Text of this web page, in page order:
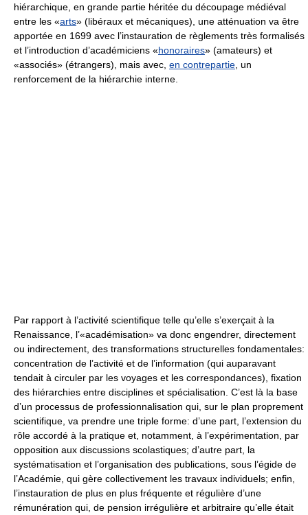
hiérarchique, en grande partie héritée du découpage médiéval
entre les «arts» (libéraux et mécaniques), une atténuation va être
apportée en 1699 avec l’instauration de règlements très formalisés
et l’introduction d’académiciens «honoraires» (amateurs) et
«associés» (étrangers), mais avec, en contrepartie , un
renforcement de la hiérarchie interne.
Par rapport à l’activité scientifique telle qu’elle s’exerçait à la
Renaissance, l’«académisation» va donc engendrer, directement
ou indirectement, des transformations structurelles fondamentales:
concentration de l’activité et de l’information (qui auparavant
tendait à circuler par les voyages et les correspondances), fixation
des hiérarchies entre disciplines et spécialisation. C’est là la base
d’un processus de professionnalisation qui, sur le plan proprement
scientifique, va prendre une triple forme: d’une part, l’extension du
rôle accordé à la pratique et, notamment, à l’expérimentation, par
opposition aux discussions scolastiques; d’autre part, la
systématisation et l’organisation des publications, sous l’égide de
l’Académie, qui gère collectivement les travaux individuels; enfin,
l’instauration de plus en plus fréquente et régulière d’une
rémunération qui, de pension irrégulière et arbitraire qu’elle était